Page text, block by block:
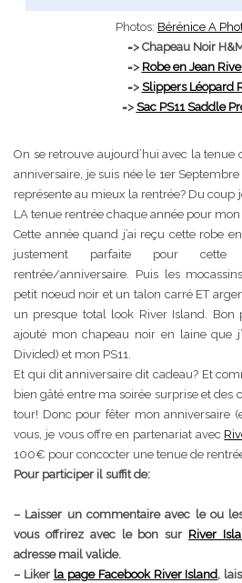
Photos: Bérénice A
=> Chapeau Noir
=> Robe en Jean
=> Slippers Léopard
=> Sac PS11 Saddle
On se retrouve aujourd’hui avec la
anniversaire, je suis née le 1er
représente au mieux la rentrée? Du coup
LA tenue rentrée chaque année pour
Cette année quand j’ai reçu cette robe
justement parfaite pour cette
rentrée/anniversaire. Puis les
petit noeud noir et un talon carré ET
un presque total look River Island. Bon
ajouté mon chapeau noir en laine que
Divided) et mon PS11.
Et qui dit anniversaire dit cadeau? Et
bien gâté entre ma soirée surprise et des
tour! Donc pour fêter mon anniversaire
vous, je vous offre en partenariat avec
100€ pour concocter une tenue de
Pour participer il suffit de:
– Laisser un commentaire avec le ou
vous offrirez avec le bon sur River
adresse mail valide.
– Liker la page Facebook River Island,